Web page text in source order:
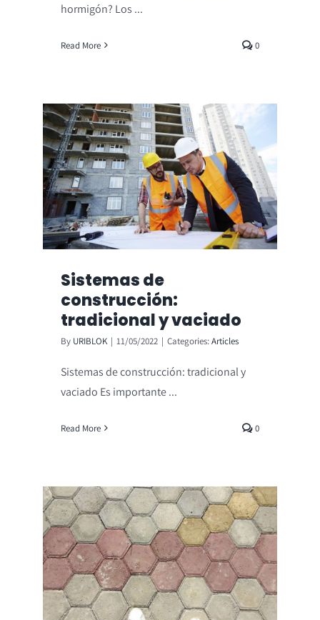
hormigón? Los ...
Read More 0
Sistemas de
construcción:
tradicional y vaciado
By URIBLOK | 11/05/2022 | Categories:Articles
Sistemas de construcción: tradicional y
vaciado Es importante ...
Read More 0